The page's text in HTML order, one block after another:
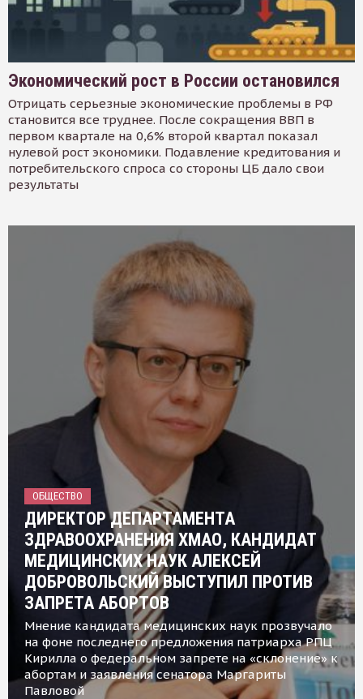
Экономический рост в России остановился
Отрицать серьезные экономические проблемы в РФ
становится все труднее. После сокращения ВВП в
первом квартале на 0,6% второй квартал показал
нулевой рост экономики. Подавление кредитования и
потребительского спроса со стороны ЦБ дало свои
результаты
ОБЩЕСТВО
ДИРЕКТОР ДЕПАРТАМЕНТА
ЗДРАВООХРАНЕНИЯ ХМАО, КАНДИДАТ
МЕДИЦИНСКИХ НАУК АЛЕКСЕЙ
ДОБРОВОЛЬСКИЙ ВЫСТУПИЛ ПРОТИВ
ЗАПРЕТА АБОРТОВ
Мнение кандидата медицинских наук прозвучало
на фоне последнего предложения патриарха РПЦ
Кирилла о федеральном запрете на «склонение» к
абортам и заявления сенатора Маргариты
Павловой